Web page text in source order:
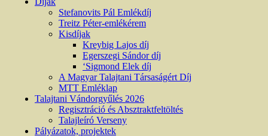
Stefanovits Pál Emlékdíj
Treitz Péter-emlékérem
Kisdíjak
Kreybig Lajos díj
Egerszegi Sándor díj
‘Sigmond Elek díj
A Magyar Talajtani Társaságért Díj
MTT Emléklap
Talajtani Vándorgyűlés 2026
Regisztráció és Absztraktfeltöltés
Talajleíró Verseny
Pályázatok, projektek